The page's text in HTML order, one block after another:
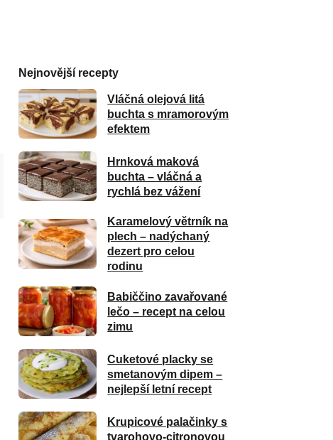
Nejnovější recepty
Vláčná olejová litá
buchta s mramorovým
efektem
Hrnková maková
buchta – vláčná a
rychlá bez vážení
Karamelový větrník na
plech – nadýchaný
dezert pro celou
rodinu
Babiččino zavařované
lečo – recept na celou
zimu
Cuketové placky se
smetanovým dipem –
nejlepší letní recept
Krupicové palačinky s
tvarohovo-citronovou